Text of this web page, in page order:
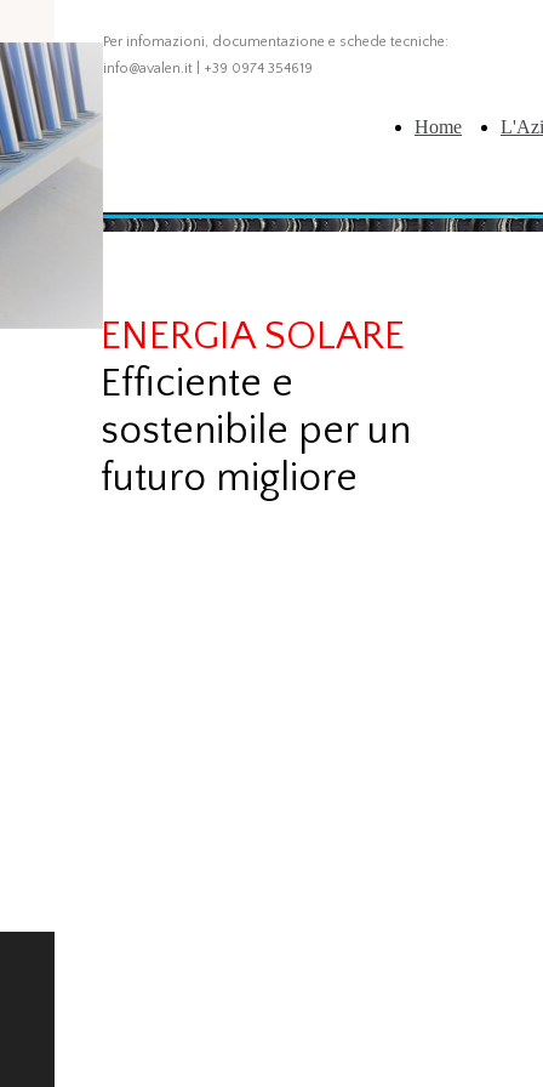
Per infomazioni, documentazione e schede tecniche:
info@avalen.it | +39 0974 354619
Home
ENERGIA SOLARE
Efficiente e
sostenibile per un
futuro migliore